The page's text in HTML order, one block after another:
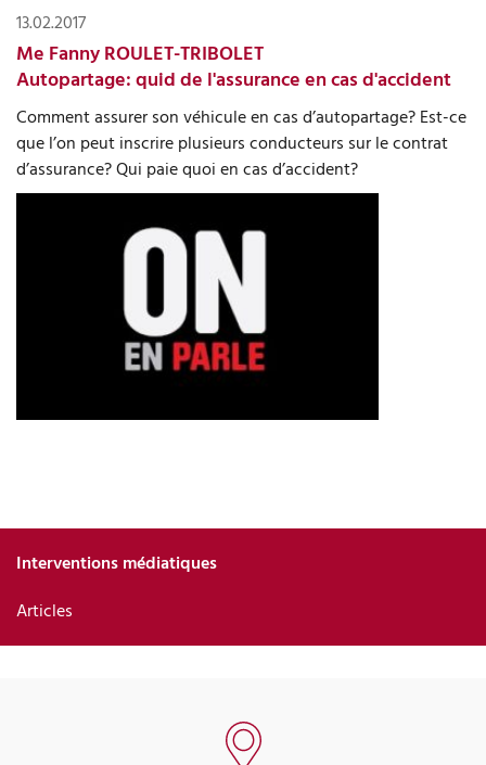
13.02.2017
Me Fanny ROULET-TRIBOLET
Autopartage: quid de l'assurance en cas d'accident
Comment assurer son véhicule en cas d’autopartage? Est-ce
que l’on peut inscrire plusieurs conducteurs sur le contrat
d’assurance? Qui paie quoi en cas d’accident?
Interventions médiatiques
Articles